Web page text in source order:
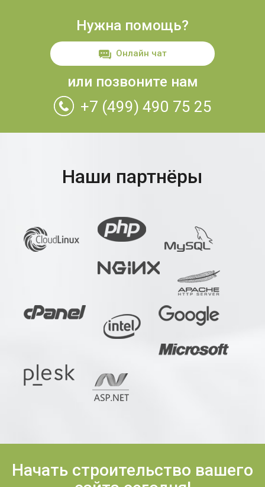
Нужна помощь?
Онлайн чат
или позвоните нам
+7 (499) 490 75 25
Наши партнёры
Начать строительство вашего